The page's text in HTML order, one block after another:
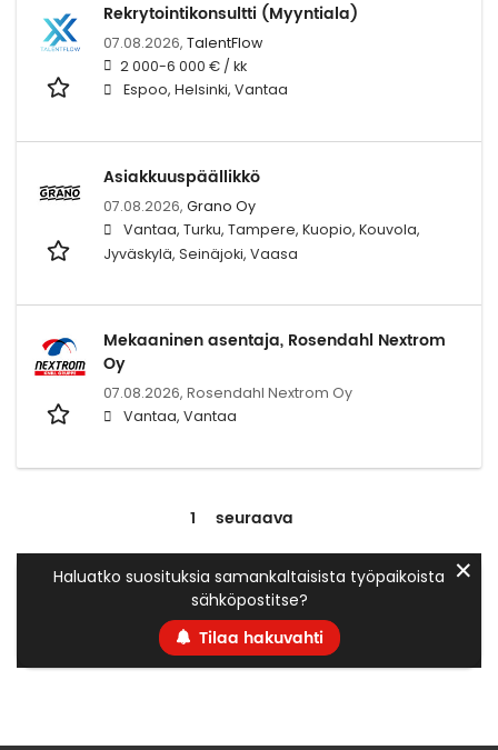
Rekrytointikonsultti (Myyntiala)
07.08.2026, TalentFlow
2 000-6 000 € / kk
Espoo, Helsinki, Vantaa
Asiakkuuspäällikkö
07.08.2026, Grano Oy
Vantaa, Turku, Tampere, Kuopio, Kouvola,
Jyväskylä, Seinäjoki, Vaasa
Mekaaninen asentaja, Rosendahl Nextrom
Oy
07.08.2026, Rosendahl Nextrom Oy
Vantaa, Vantaa
1 seuraava
Haluatko suosituksia samankaltaisista työpaikoista
sähköpostitse?
Tilaa hakuvahti
✕